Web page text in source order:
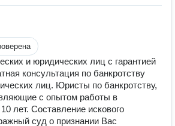
и юридических лиц с гарантией
консультация по банкротству
лиц. Юристы по банкротству,
с опытом работы в
лет. Составление искового
суд о признании Вас